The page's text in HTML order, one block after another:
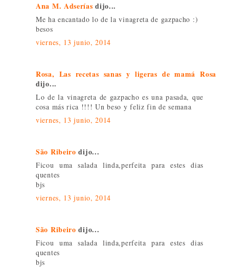
Ana M. Adserías dijo...
Me ha encantado lo de la vinagreta de gazpacho :)
besos
viernes, 13 junio, 2014
Rosa, Las recetas sanas y ligeras de mamá Rosa
dijo...
Lo de la vinagreta de gazpacho es una pasada, que
cosa más rica !!!! Un beso y feliz fin de semana
viernes, 13 junio, 2014
São Ribeiro dijo...
Ficou uma salada linda,perfeita para estes dias
quentes
bjs
viernes, 13 junio, 2014
São Ribeiro dijo...
Ficou uma salada linda,perfeita para estes dias
quentes
bjs